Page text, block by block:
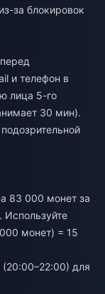
за блокировок
и телефон в
лица 5-го
30 мин).
83 000 монет за
Используйте
монет) = 15
для